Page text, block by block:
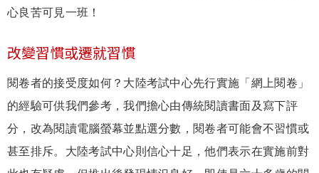
心良苦可見一班！
改變習慣或遷就習慣
閱卷者的接受度如何？大陸考試中心先行實施「網上閱卷」
的經驗可供我們參考，我們擔心由傳統閱讀書面及寫下評
分，改為閱讀電腦螢幕並點選分數，閱卷者可能會不習慣或
甚至排斥。大陸考試中心則信心十足，他們表示在實施前對